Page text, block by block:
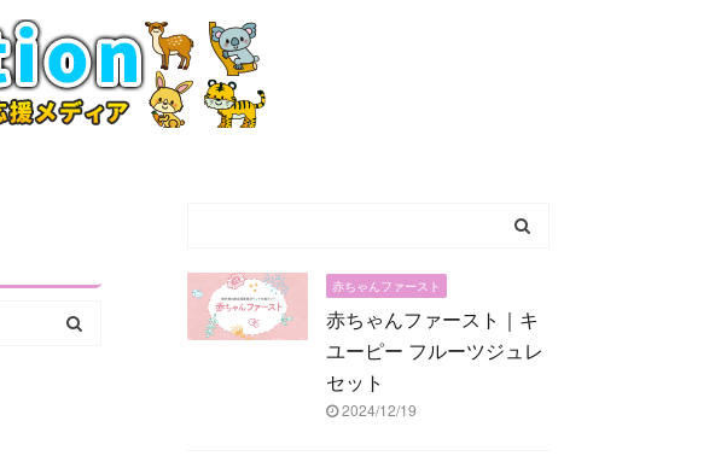
赤ちゃんファースト
赤ちゃんファースト｜キ
ユーピー フルーツジュレ
セット
2024/12/19